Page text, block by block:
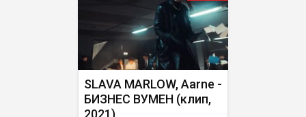
SLAVA MARLOW, Aarne -
БИЗНЕС ВУМЕН (клип,
2021)